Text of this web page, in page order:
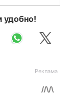
удобно!